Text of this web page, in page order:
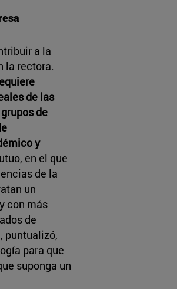
a la
la rectora.
de las
de
y
en el que
de la
un
con más
de
puntualizó,
para que
suponga un